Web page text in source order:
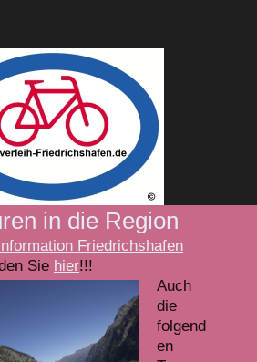
in die Region
Friedrichshafen
Sie hier!!!
Auch
die
folgend
en